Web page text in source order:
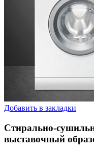
Добавить в закладки
Стирально-
выставочный